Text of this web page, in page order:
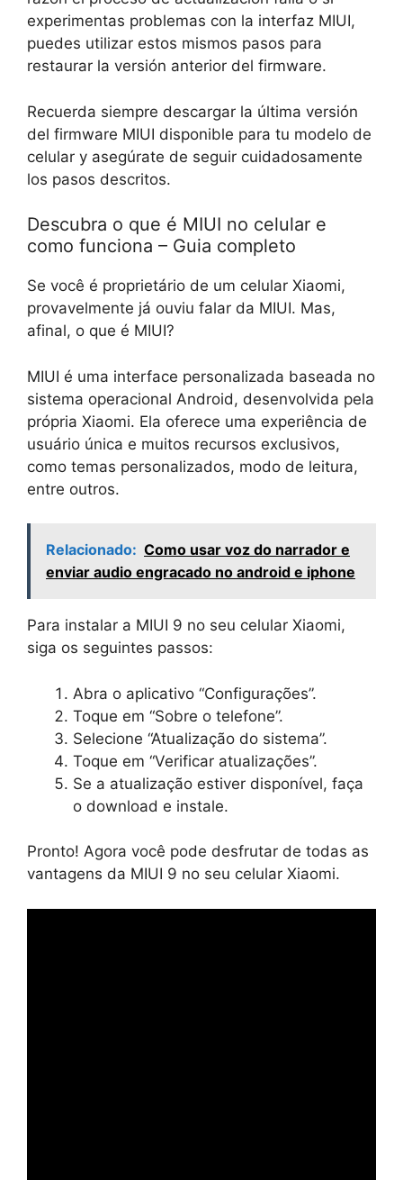
experimentas problemas con la interfaz MIUI,
puedes utilizar estos mismos pasos para
restaurar la versión anterior del firmware.
Recuerda siempre descargar la última versión
del firmware MIUI disponible para tu modelo de
celular y asegúrate de seguir cuidadosamente
los pasos descritos.
Descubra o que é MIUI no celular e
como funciona – Guia completo
Se você é proprietário de um celular Xiaomi,
provavelmente já ouviu falar da MIUI. Mas,
afinal, o que é MIUI?
MIUI é uma interface personalizada baseada no
sistema operacional Android, desenvolvida pela
própria Xiaomi. Ela oferece uma experiência de
usuário única e muitos recursos exclusivos,
como temas personalizados, modo de leitura,
entre outros.
Relacionado: Como usar voz do narrador e
enviar audio engracado no android e iphone
Para instalar a MIUI 9 no seu celular Xiaomi,
siga os seguintes passos:
Abra o aplicativo “Configurações”.
Toque em “Sobre o telefone”.
Selecione “Atualização do sistema”.
Toque em “Verificar atualizações”.
Se a atualização estiver disponível, faça
o download e instale.
Pronto! Agora você pode desfrutar de todas as
vantagens da MIUI 9 no seu celular Xiaomi.